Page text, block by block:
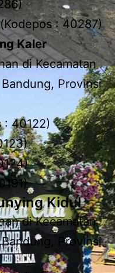
: 40287)
Kaler
di Kecamatan
Provinsi
: 40122)
Kidul
di Kecamatan
Provinsi